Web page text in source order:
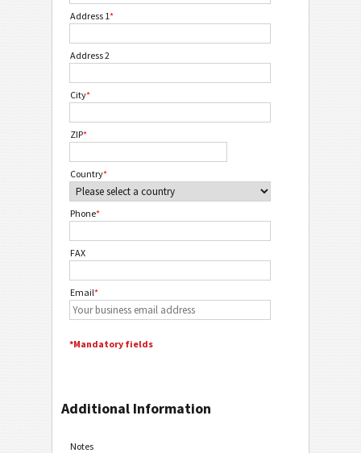
Address 1*
Address 2
City*
ZIP*
Country*
Phone*
FAX
Email*
*Mandatory fields
Additional Information
Notes